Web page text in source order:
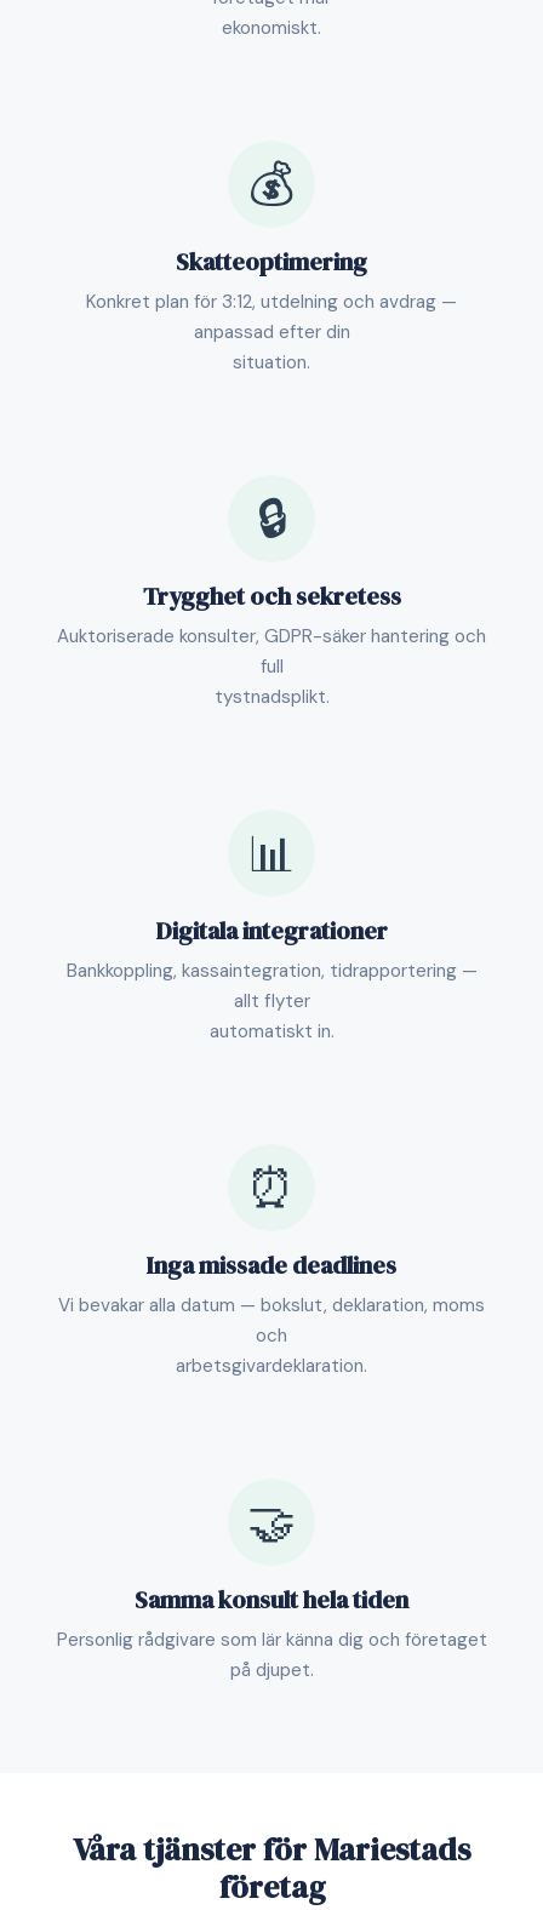
ekonomiskt.
💰
Skatteoptimering
Konkret plan för 3:12, utdelning och avdrag —
anpassad efter din
situation.
🔒
Trygghet och sekretess
Auktoriserade konsulter, GDPR-säker hantering och
full
tystnadsplikt.
📊
Digitala integrationer
Bankkoppling, kassaintegration, tidrapportering —
allt flyter
automatiskt in.
⏰
Inga missade deadlines
Vi bevakar alla datum — bokslut, deklaration, moms
och
arbetsgivardeklaration.
🤝
Samma konsult hela tiden
Personlig rådgivare som lär känna dig och företaget
på djupet.
Våra tjänster för Mariestads
företag